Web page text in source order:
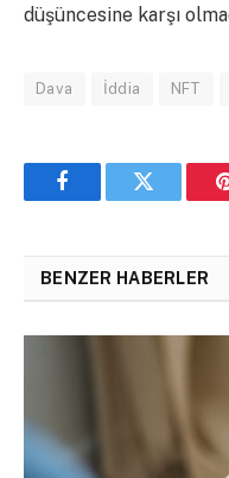
düşüncesine karşı
Dava İddia NFT
FacebookTwitter
BENZER HABERLER